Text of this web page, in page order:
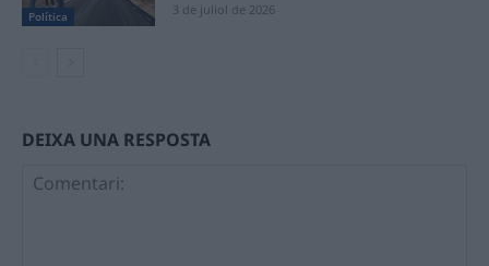
Política 3 de juliol de 2026
DEIXA UNA RESPOSTA